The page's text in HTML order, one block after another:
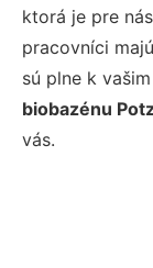
ktorá je pre
pracovníci
sú plne k
biobazénu
vás.